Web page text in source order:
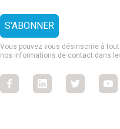
Vous pouvez vous désinscrire à
nos informations de contact dans
FacebookFacebookFacebook